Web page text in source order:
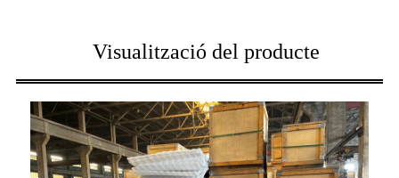
Visualització del producte